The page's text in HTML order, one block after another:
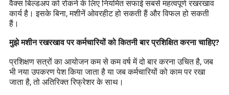
वैक्स बिल्डअप को रोकने के लिए नियमित सफाई सबसे महत्वपूर्ण रखरखाव
कार्य है। इसके बिना, मशीनें ओवरहीट हो सकती हैं और विफल हो सकती
हैं।
मुझे मशीन रखरखाव पर कर्मचारियों को कितनी बार प्रशिक्षित करना चाहिए?
प्रशिक्षण सत्रों का आयोजन कम से कम वर्ष में दो बार करना उचित है, जब
भी नया उपकरण पेश किया जाता है या जब कर्मचारियों को काम पर रखा
जाता है, तो अतिरिक्त रिफ्रेशर के साथ।